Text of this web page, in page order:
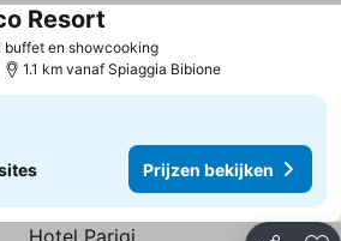
buffet en showcookingPrijzen bekijken
Resort
1.1 km vanaf Spiaggia Bibione
Prijzen bekijken